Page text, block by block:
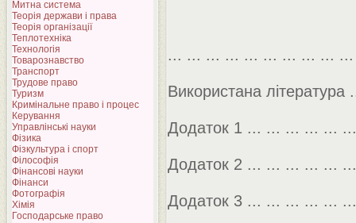
Митна система
Теорія держави і права
Теорія організації
Теплотехніка
Технологія
Товарознавство
Транспорт
Трудове право
Туризм
Кримінальне право і процес
Керування
Управлінські науки
Фізика
Фізкультура і спорт
Філософія
Фінансові науки
Фінанси
Фотографія
Хімія
Господарське право
... ... ... ... ... ... ... ... ...
Використана
Додаток 1 ... ... ... ... ...
Додаток 2 ... ... ... ... ...
Додаток 3 ... ... ... ... ...